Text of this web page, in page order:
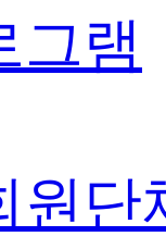
그램
원단